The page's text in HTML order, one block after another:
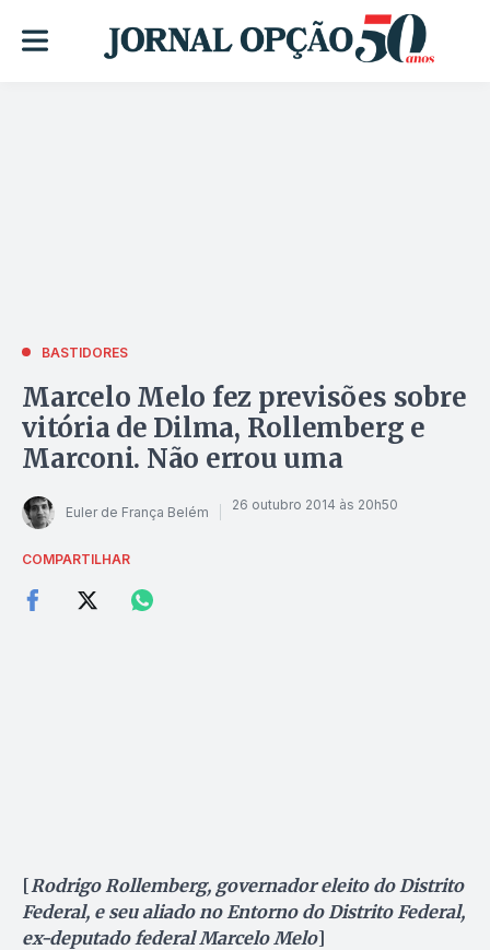
BASTIDORES
Marcelo Melo fez previsões sobre
vitória de Dilma, Rollemberg e
Marconi. Não errou uma
Euler de França Belém 26 outubro 2014 às 20h50
COMPARTILHAR
[ Rodrigo Rollemberg, governador eleito do Distrito
Federal, e seu aliado no Entorno do Distrito Federal,
ex-deputado federal Marcelo Melo]